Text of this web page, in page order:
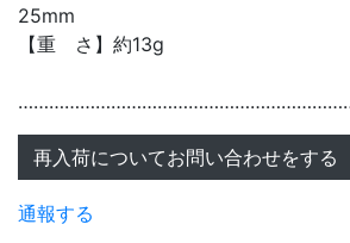
25mm
【重 さ】約13g
再入荷についてお問い合わせをする
通報する